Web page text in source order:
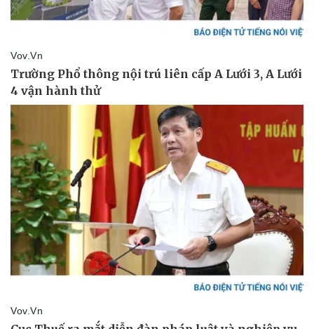
Vụ án
Tin nóng
Quân sự - Quốc phòng
Việt Nam